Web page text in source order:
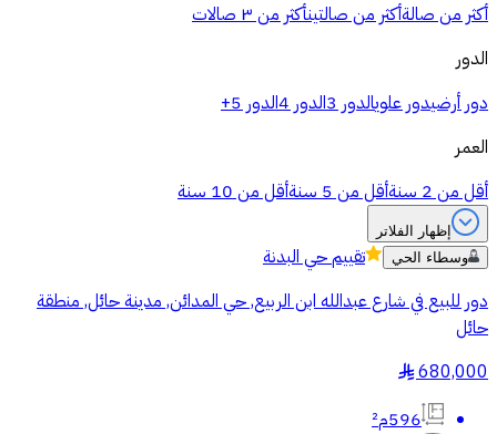
أكثر من صالةأكثر من صالتينأكثر من ٣ صالات
الدور
دور أرضيدور علويالدور 3 الدور 4 الدور 5+
العمر
أقل من 2 سنة
أقل من 5 سنة أقل من 10 سنة
إظهار الفلاتر
وسطاء الحي
تقييمحي البدنة
دور للبيع في شارع عبدالله ابن الربيع, حي المدائن, مدينة حائل, منطقة
حائل
680,000
§
596م²